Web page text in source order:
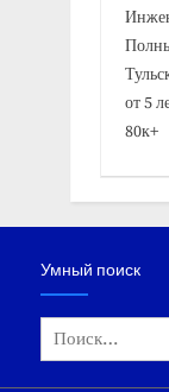
от 5
80к+
Умный поиск
Найти: